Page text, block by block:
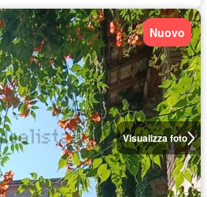
Visualizza foto
Nuovo